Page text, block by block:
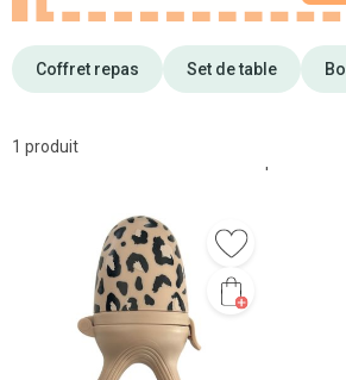
Coffret repas Set de table Bol
1 produit
'